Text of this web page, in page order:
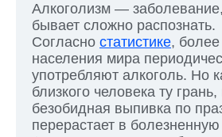
Алкоголизм —
бывает сложно распознать.
Согласно статистике,
населения мира
употребляют алкоголь. Но
близкого человека ту грань,
безобидная выпивка по
перерастает в